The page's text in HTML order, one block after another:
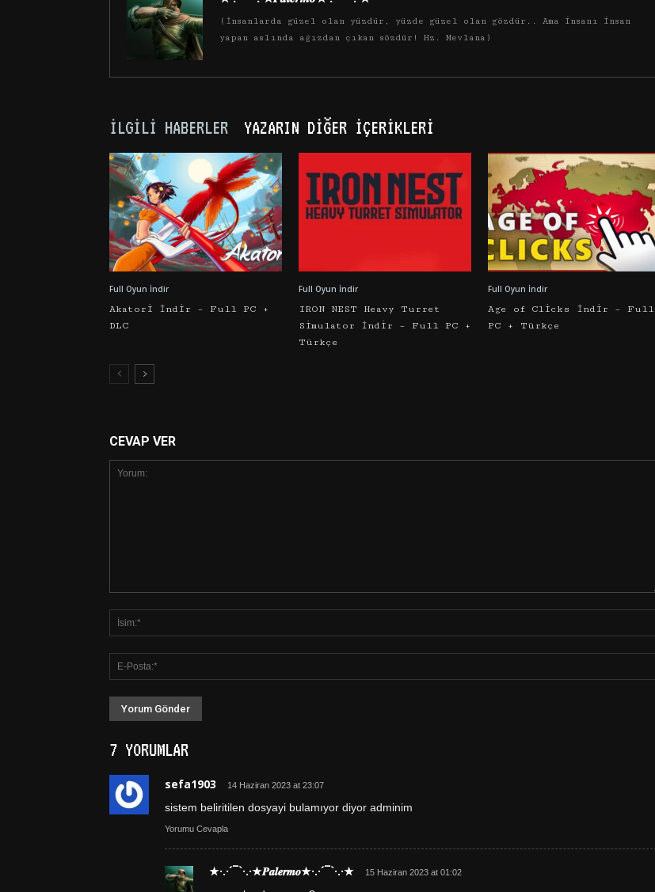
(İnsanlarda güzel olan yüzdür, yüzde güzel olan gözdür.. Ama insanı insan
yapan aslında ağızdan çıkan sözdür! Hz. Mevlana)
İLGILI HABERLER YAZARIN DIĞER İÇERIKLERI
Full Oyun İndir
Akatori İndir – Full PC +
DLC
Full Oyun İndir
IRON NEST Heavy Turret
Simulator İndir – Full PC +
Türkçe
Full Oyun İndir
Age of Clicks İndir – Full
PC + Türkçe
CEVAP VER
7 YORUMLAR
sefa1903 14 Haziran 2023 at 23:07
sistem beliritilen dosyayi bulamıyor diyor adminim
Yorumu Cevapla
★·.·´¯`·.·★𝑷𝒂𝒍𝒆𝒓𝒎𝒐★·.·´¯`·.·★ 15 Haziran 2023 at 01:02